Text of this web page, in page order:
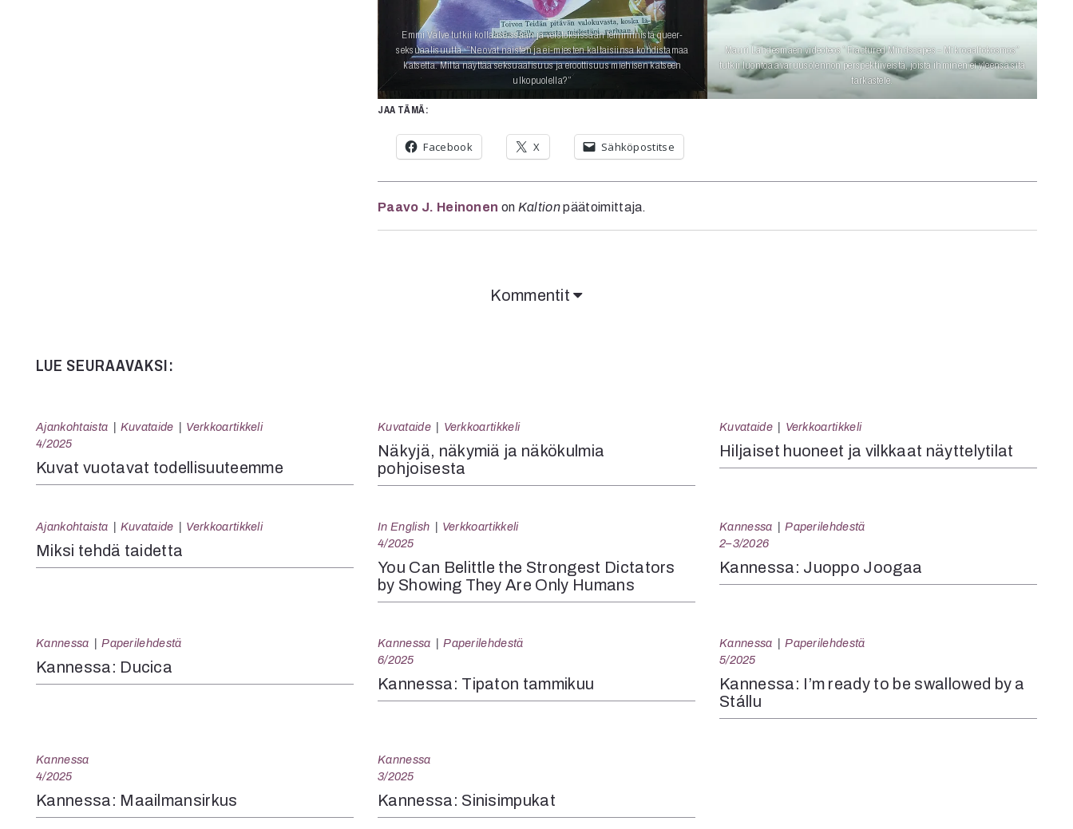
Emmi Valve tutkii kollaaseissaan ja veistoksissaan feminiinistä queer-
seksuaalisuutta. ”Ne ovat naisten ja ei-miesten kaltaisiinsa kohdistamaa
katsetta. Miltä näyttää seksuaalisuus ja eroottisuus miehisen katseen
ulkopuolella?”
Mauri Lähdesmäen videoteos ”Fractured Mindscapes – Mikroaaltokosmos”
tutkii luontoa avaruusolennon perspektiiveistä, joista ihminen ei yleensä sitä
tarkastele.
JAA TÄMÄ:
Facebook X Sähköpostitse
Paavo J. Heinonen on Kaltionpäätoimittaja.
Kommentit
LUE SEURAAVAKSI:
Ajankohtaista Kuvataide
Verkkoartikkeli
4/2025
Kuvat vuotavat todellisuuteemme
Kuvataide Verkkoartikkeli
Näkyjä, näkymiä ja näkökulmia
pohjoisesta
Kuvataide Verkkoartikkeli
Hiljaiset huoneet ja vilkkaat näyttelytilat
Ajankohtaista Kuvataide Verkkoartikkeli
Miksi tehdä taidetta
In English
Verkkoartikkeli
4/2025
You Can Belittle the Strongest Dictators
by Showing They Are Only Humans
Kannessa
Paperilehdestä
2–3/2026
Kannessa: Juoppo Joogaa
Kannessa Paperilehdestä
Kannessa: Ducica
Kannessa
Paperilehdestä
6/2025
Kannessa: Tipaton tammikuu
Kannessa
Paperilehdestä
5/2025
Kannessa: I’m ready to be swallowed by a
Stállu
Kannessa
4/2025
Kannessa: Maailmansirkus
Kannessa
3/2025
Kannessa: Sinisimpukat